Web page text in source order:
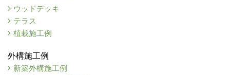
ウッドデッキ
テラス
植栽施工例
外構施工例
新築外構施工例